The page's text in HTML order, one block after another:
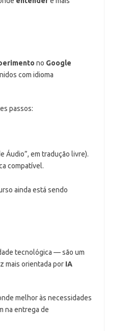
no Google
com idioma
passos:
Áudio”, em tradução livre).
compatível.
ainda está sendo
tecnológica — são um
mais orientada por IA
melhor às necessidades
na entrega de